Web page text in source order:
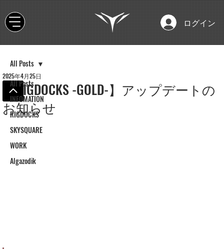
ログイン
All Posts
INFOMATION
RIGDOCKS
SKYSQUARE
WORK
Algazodik
All Posts
【RIGDOCKS -GOLD-】アップデートの
お知らせ
2025年4月25日